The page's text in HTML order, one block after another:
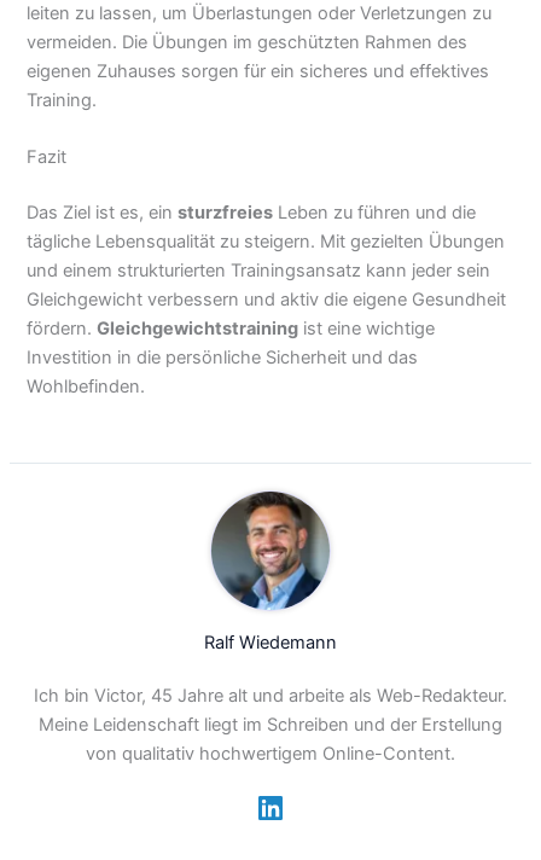
leiten zu lassen, um Überlastungen oder Verletzungen zu
vermeiden. Die Übungen im geschützten Rahmen des
eigenen Zuhauses sorgen für ein sicheres und effektives
Training.
Fazit
Das Ziel ist es, einsturzfreies Leben zu führen und die
tägliche Lebensqualität zu steigern. Mit gezielten Übungen
und einem strukturierten Trainingsansatz kann jeder sein
Gleichgewicht verbessern und aktiv die eigene Gesundheit
fördern.Gleichgewichtstraining ist eine wichtige
Investition in die persönliche Sicherheit und das
Wohlbefinden.
Ralf Wiedemann
Ich bin Victor, 45 Jahre alt und arbeite als Web-Redakteur.
Meine Leidenschaft liegt im Schreiben und der Erstellung
von qualitativ hochwertigem Online-Content.